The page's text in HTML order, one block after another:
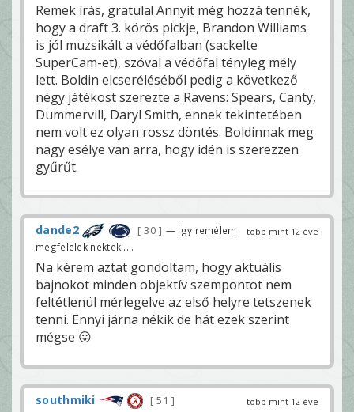
Remek írás, gratula! Annyit még hozzá tennék,
hogy a draft 3. körös pickje, Brandon Williams
is jól muzsikált a védőfalban (sackelte
SuperCam-et), szóval a védőfal tényleg mély
lett. Boldin elcseréléséből pedig a következő
négy játékost szerezte a Ravens: Spears, Canty,
Dummervill, Daryl Smith, ennek tekintetében
nem volt ez olyan rossz döntés. Boldinnak meg
nagy esélye van arra, hogy idén is szerezzen
gyűrűt.
több mint 12 éve
dande2 30
— Így remélem
megfelelek nektek.....
Na kérem aztat gondoltam, hogy aktuális
bajnokot minden objektív szempontot nem
feltétlenül mérlegelve az első helyre tetszenek
tenni. Ennyi járna nékik de hát ezek szerint
mégse 😛
több mint 12 éve
southmiki 51